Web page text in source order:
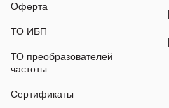
Оферта
ТО ИБП
ТО преобразователей
частоты
Сертификаты